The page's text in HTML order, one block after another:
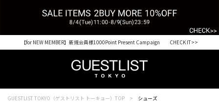
Shopping from outside Japan? Visit our Global Site here. >>
【for NEW MEMBER】新規会員様1000Point Present Campaign CHECK IT>>
GUESTLIST TOKYO（ゲストリスト トーキョー）TOP シューズ